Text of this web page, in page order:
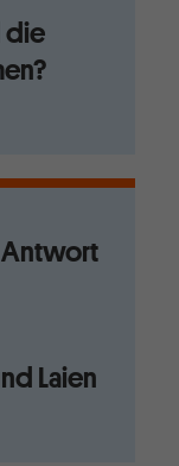
die
Antwort
Laien